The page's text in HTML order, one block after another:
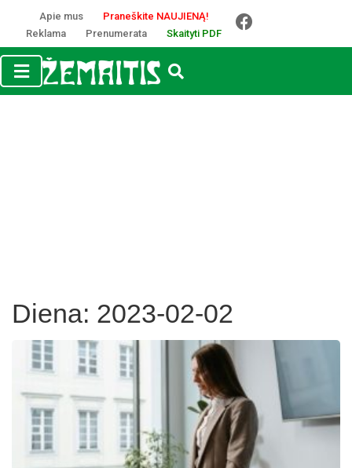
Apie mus
Praneškite NAUJIENĄ!
Reklama
Prenumerata Skaityti PDF
Diena: 2023-02-02